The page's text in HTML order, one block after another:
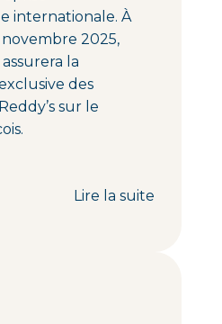
internationale. À
2025,
la
des
sur le
Lire la suite